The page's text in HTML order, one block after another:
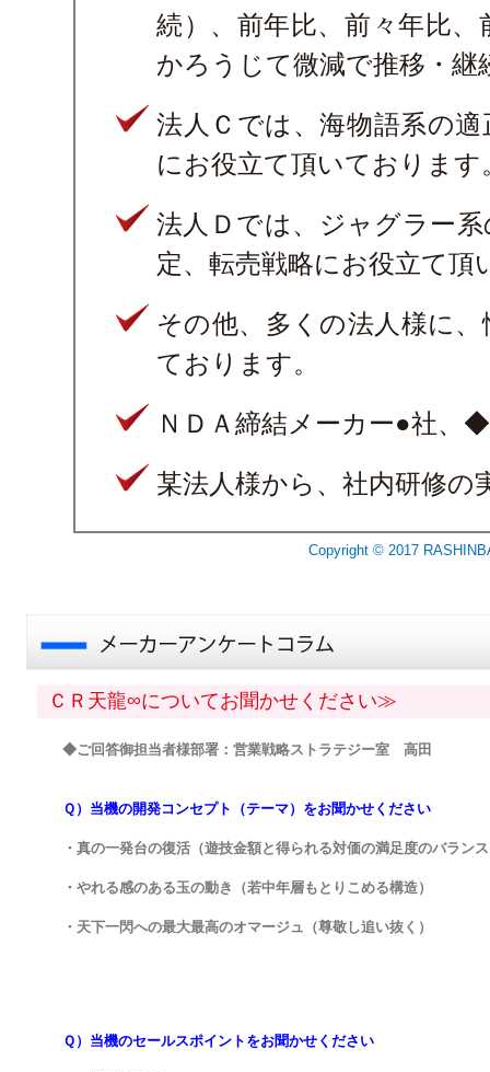
続）、前年比、前々年比
かろうじて微減で推移・継
法人Ｃでは、海物語系の
にお役立て頂いております
法人Ｄでは、ジャグラー
定、転売戦略にお役立て頂
その他、多くの法人様に
ております。
ＮＤＡ締結メーカー●社、
某法人様から、社内研修の
Copyright © 2017
ＣＲ天龍∞についてお聞かせください≫
◆ご回答御担当者様部署：営業戦略ストラテジー室 高田
Ｑ）当機の開発コンセプト（テーマ）をお聞かせください
・真の一発台の復活（遊技金額と得られる対価の満足度のバラン
・やれる感のある玉の動き（若中年層もとりこめる構造）
・天下一閃への最大最高のオマージュ（尊敬し追い抜く）
Ｑ）当機のセールスポイントをお聞かせください